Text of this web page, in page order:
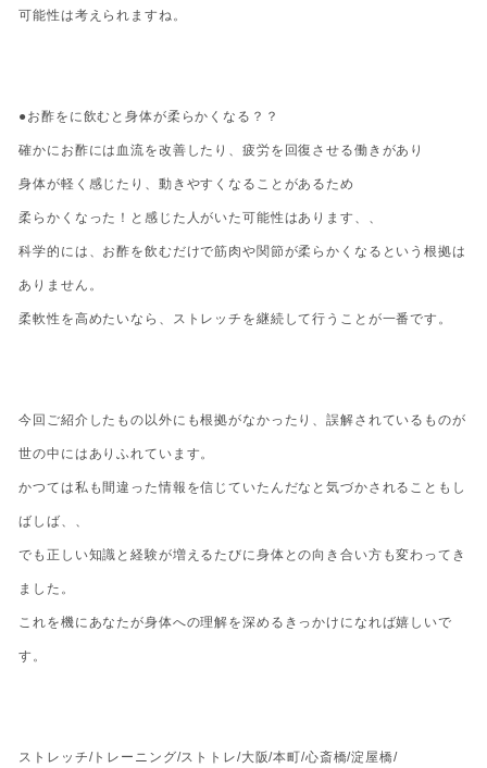
可能性は考えられますね。
●お酢をに飲むと身体が柔らかくなる？？
確かにお酢には血流を改善したり、疲労を回復させる働きがあり
身体が軽く感じたり、動きやすくなることがあるため
柔らかくなった！と感じた人がいた可能性はあります、、
科学的には、お酢を飲むだけで筋肉や関節が柔らかくなるという根拠は
ありません。
柔軟性を高めたいなら、ストレッチを継続して行うことが一番です。
今回ご紹介したもの以外にも根拠がなかったり、誤解されているものが
世の中にはありふれています。
かつては私も間違った情報を信じていたんだなと気づかされることもし
ばしば、、
でも正しい知識と経験が増えるたびに身体との向き合い方も変わってき
ました。
これを機にあなたが身体への理解を深めるきっかけになれば嬉しいで
す。
ストレッチ/トレーニング/ストトレ/大阪/本町/心斎橋/淀屋橋/